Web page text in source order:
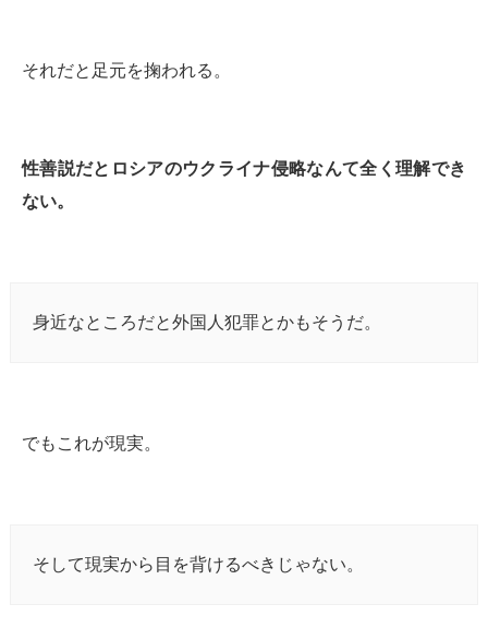
それだと足元を掬われる。
性善説だとロシアのウクライナ侵略なんて全く理解でき
ない。
身近なところだと外国人犯罪とかもそうだ。
でもこれが現実。
そして現実から目を背けるべきじゃない。